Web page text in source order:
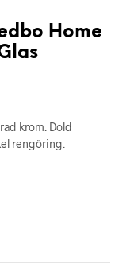
Home
krom. Dold
rengöring.